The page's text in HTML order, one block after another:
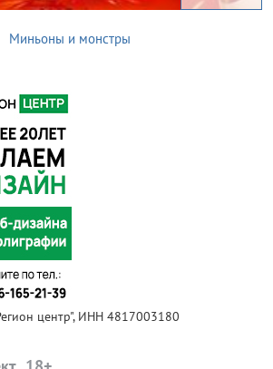
Миньоны и монстры
центр", ИНН 4817003180